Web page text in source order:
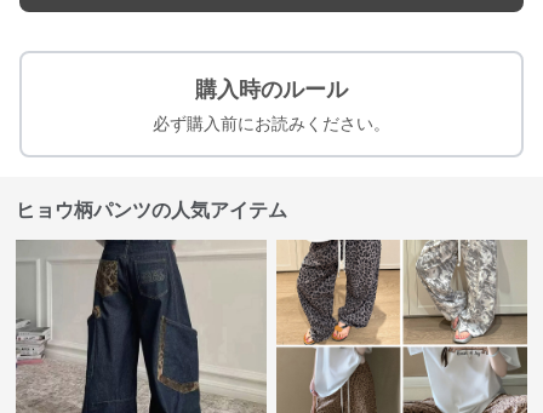
購入時のルール
必ず購入前にお読みください。
ヒョウ柄パンツの人気アイテム